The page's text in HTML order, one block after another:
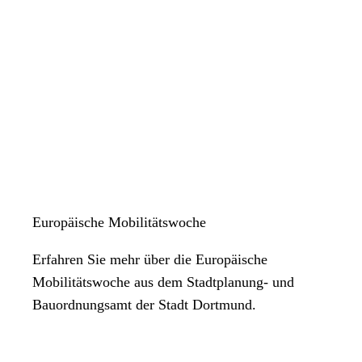
Europäische Mobilitätswoche
Erfahren Sie mehr über die Europäische
Mobilitätswoche aus dem Stadtplanung- und
Bauordnungsamt der Stadt Dortmund.